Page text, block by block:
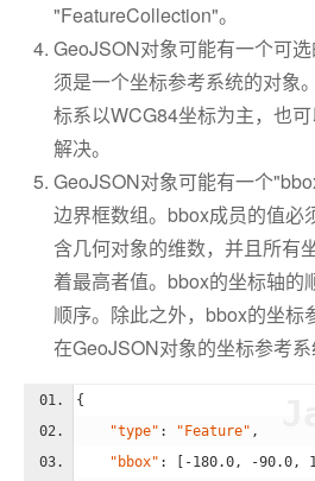
"FeatureCollection"。
GeoJSON对象可能有一个可
须是一个坐标参考系统的对象
标系以WCG84坐标为主，也
解决。
GeoJSON对象可能有一个
边界框数组。bbox成员的值必
含几何对象的维数，并且所有
着最高者值。bbox的坐标轴的
顺序。除此之外，bbox的坐标
在GeoJSON对象的坐标参考系
{
"type" : "Feature" ,
"bbox" : [-180.0, -90.0,